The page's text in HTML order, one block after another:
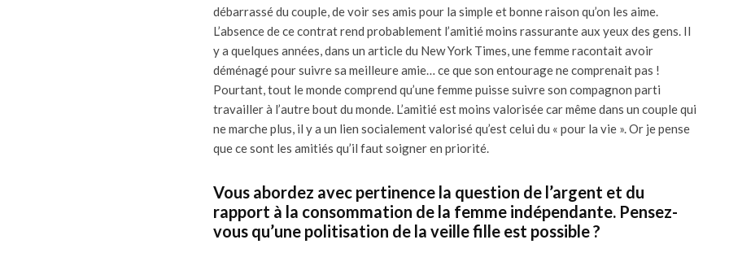
débarrassé du couple, de voir ses amis pour la simple et bonne raison qu’on les aime.
L’absence de ce contrat rend probablement l’amitié moins rassurante aux yeux des gens. Il
y a quelques années, dans un article du New York Times, une femme racontait avoir
déménagé pour suivre sa meilleure amie… ce que son entourage ne comprenait pas !
Pourtant, tout le monde comprend qu’une femme puisse suivre son compagnon parti
travailler à l’autre bout du monde. L’amitié est moins valorisée car même dans un couple qui
ne marche plus, il y a un lien socialement valorisé qu’est celui du « pour la vie ». Or je pense
que ce sont les amitiés qu’il faut soigner en priorité.
Vous abordez avec pertinence la question de l’argent et du
rapport à la consommation de la femme indépendante. Pensez-
vous qu’une politisation de la veille fille est possible ?